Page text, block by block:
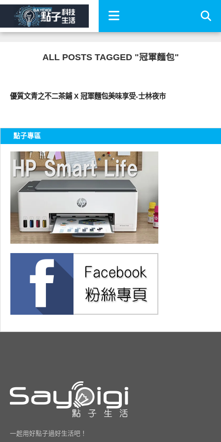
ALL POSTS TAGGED "冠軍麵包"
優質文青之不二茶鋪 X 冠軍麵包美味享受-士林夜市
點子專區
一起用好點子過好生活吧！